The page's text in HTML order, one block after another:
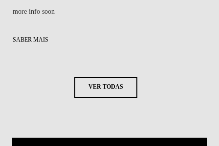
more info soon
SABER MAIS
VER TODAS